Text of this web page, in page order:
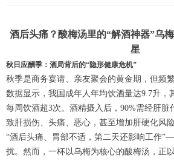
酒后头痛？酸梅汤里的“解酒神器”乌
星
秋日应酬季：酒局背后的“隐形健康危机”
秋季是商务宴请、亲友聚会的黄金期，但频
数据显示，我国成年人年均饮酒量达9.7升，
每周饮酒超3次。酒精摄入后，90%需经肝脏
致肝损伤、头痛、恶心，甚至增加肝硬化风险
“酒后头痛、胃部不适，第二天还影响工作
扰。然而，一杯以乌梅为核心的酸梅汤，正